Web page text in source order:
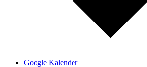
Google Kalender